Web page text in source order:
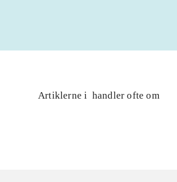
Artiklerne i handler ofte om